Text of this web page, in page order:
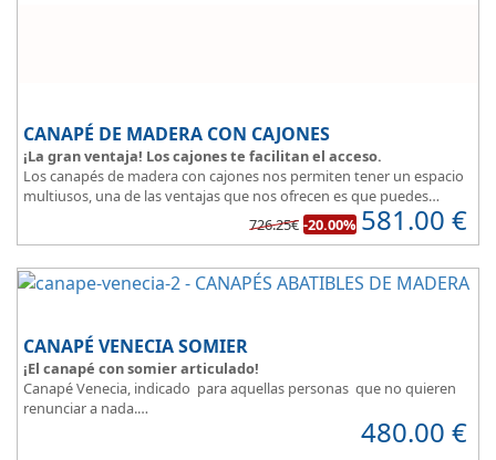
CANAPÉ DE MADERA CON CAJONES
¡La gran ventaja! Los cajones te facilitan el acceso.
Los canapés de madera con cajones nos permiten tener un espacio
multiusos, una de las ventajas que nos ofrecen es que puedes
disponer y acceder a lo que tienes almacenado en los cajones
quieras sin que entre polvo, así tus cosas estarán protegidas.
726.25€ -20.00% 581.00 €
CANAPÉ VENECIA SOMIER
¡El canapé con somier articulado!
Canapé Venecia, indicado para aquellas personas que no quieren
renunciar a nada.
Además de espacio extra, se adapta perfectamente a nuestra
480.00 €